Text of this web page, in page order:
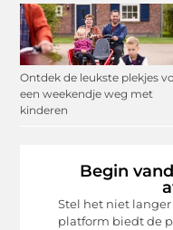
Ontdek de leukste plekjes
een weekendje weg met
kinderen
Begin
Stel het niet
platform biedt de